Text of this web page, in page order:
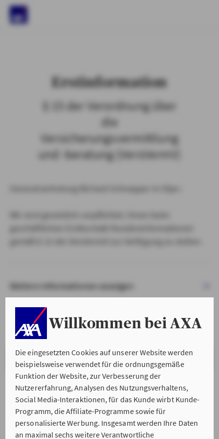
Willkommen bei AXA
Die eingesetzten Cookies auf unserer Website werden
beispielsweise verwendet für die ordnungsgemäße
Funktion der Website, zur Verbesserung der
Nutzererfahrung, Analysen des Nutzungsverhaltens,
Social Media-Interaktionen, für das Kunde wirbt Kunde-
Programm, die Affiliate-Programme sowie für
personalisierte Werbung. Insgesamt werden Ihre Daten
an maximal sechs weitere Verantwortliche
Erstinformation
§ 15 der Verordnung über
die
Versicherungsvermittlung
und -beratung (VersVermV)
Weitere Informationen anzeigen
VERSTANDEN & WEITER